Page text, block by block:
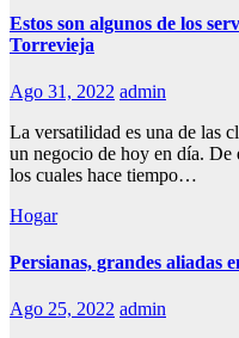
Estos son algunos de los
Torrevieja
Ago 31, 2022 admin
La versatilidad es una de las
un negocio de hoy en día. De
los cuales hace tiempo…
Hogar
Persianas, grandes aliadas
Ago 25, 2022 admin